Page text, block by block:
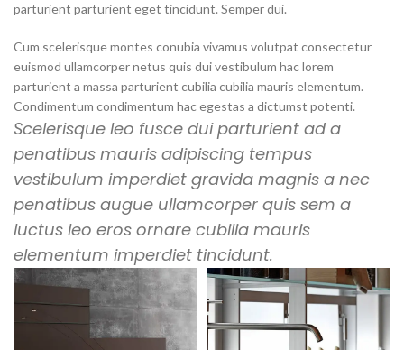
parturient parturient eget tincidunt. Semper dui.
Cum scelerisque montes conubia vivamus volutpat consectetur
euismod ullamcorper netus quis dui vestibulum hac lorem
parturient a massa parturient cubilia cubilia mauris elementum.
Condimentum condimentum hac egestas a dictumst potenti.
Scelerisque leo fusce dui parturient ad a
penatibus mauris adipiscing tempus
vestibulum imperdiet gravida magnis a nec
penatibus augue ullamcorper quis sem a
luctus leo eros ornare cubilia mauris
elementum imperdiet tincidunt.